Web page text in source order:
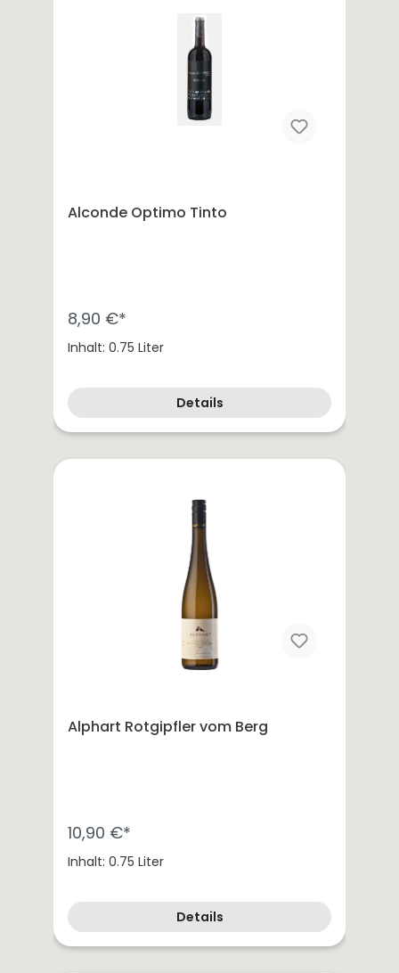
Alconde Optimo Tinto
8,90 €*
Inhalt: 0.75 Liter
Details
Alphart Rotgipfler vom Berg
10,90 €*
Inhalt: 0.75 Liter
Details